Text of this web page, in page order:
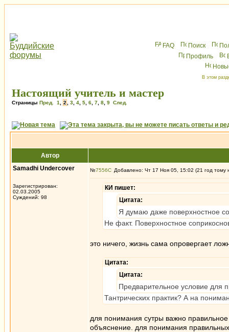
FAQ Поиск
Профиль
В этом
Настоящий учитель и мастер
Страницы Пред. 1 2 3 4 5 6 7 8 9 След.
Автор
Samadhi Undercover
Зарегистрирован:
02.03.2005
Суждений: 98
№7556 Добавлено: Чт 17 Ноя 05, 15:02 (21 год тому
КИ пишет:
Цитата:
Я думаю даже поверхностное
Не факт. Поверхностное
это ничего, жизнь сама опровергает
Цитата:
Цитата:
Предварительное условие для
Тантрических практик? А на
для понимания сутры важно
объяснение. для понимания